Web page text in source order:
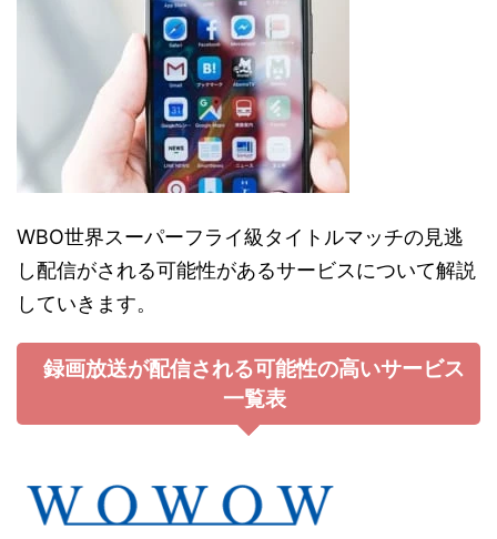
WBO世界スーパーフライ級タイトルマッチの見逃
し配信がされる可能性があるサービスについて解説
していきます。
録画放送が配信される可能性の高いサービス
一覧表